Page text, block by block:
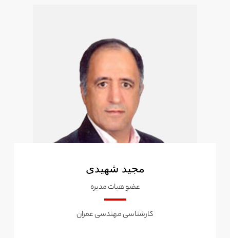
مجید شهیدی
عضو هیات مدیره
کارشناسی مهندسی عمران